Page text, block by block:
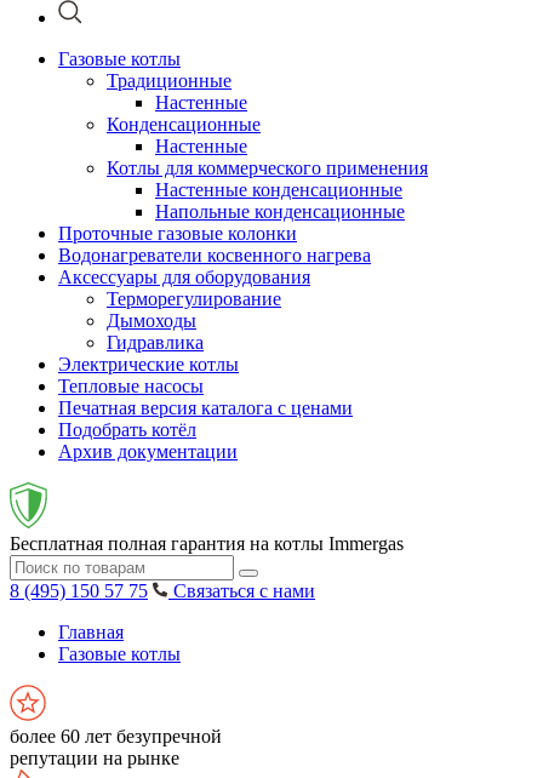
Газовые котлы
Традиционные
Настенные
Конденсационные
Настенные
Котлы для коммерческого применения
Настенные конденсационные
Напольные конденсационные
Проточные газовые колонки
Водонагреватели косвенного нагрева
Аксессуары для оборудования
Терморегулирование
Дымоходы
Гидравлика
Электрические котлы
Тепловые насосы
Печатная версия каталога с ценами
Подобрать котёл
Архив документации
Бесплатная полная гарантия на котлы Immergas
8 (495) 150 57 75
Связаться с нами
Главная
Газовые котлы
более 60 лет безупречной
репутации на рынке